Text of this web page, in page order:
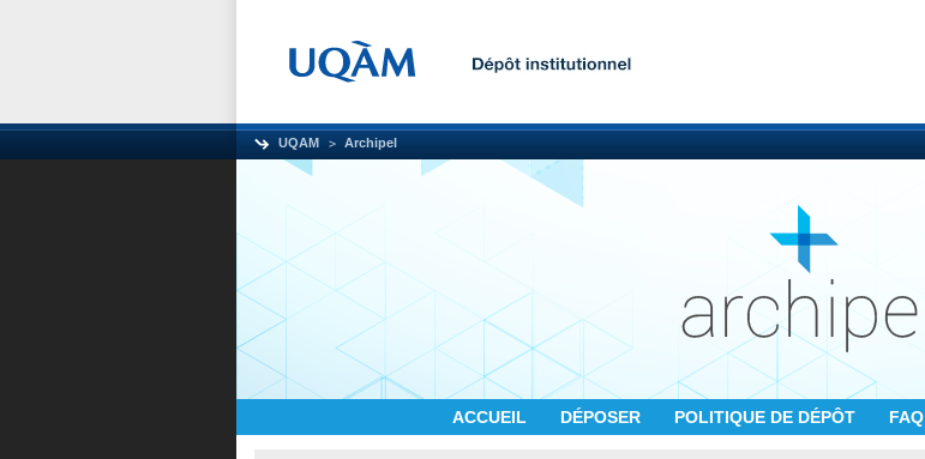
UQAM Archipel
ACCUEIL DÉPOSER POLITIQUE DE DÉPÔT FAQ